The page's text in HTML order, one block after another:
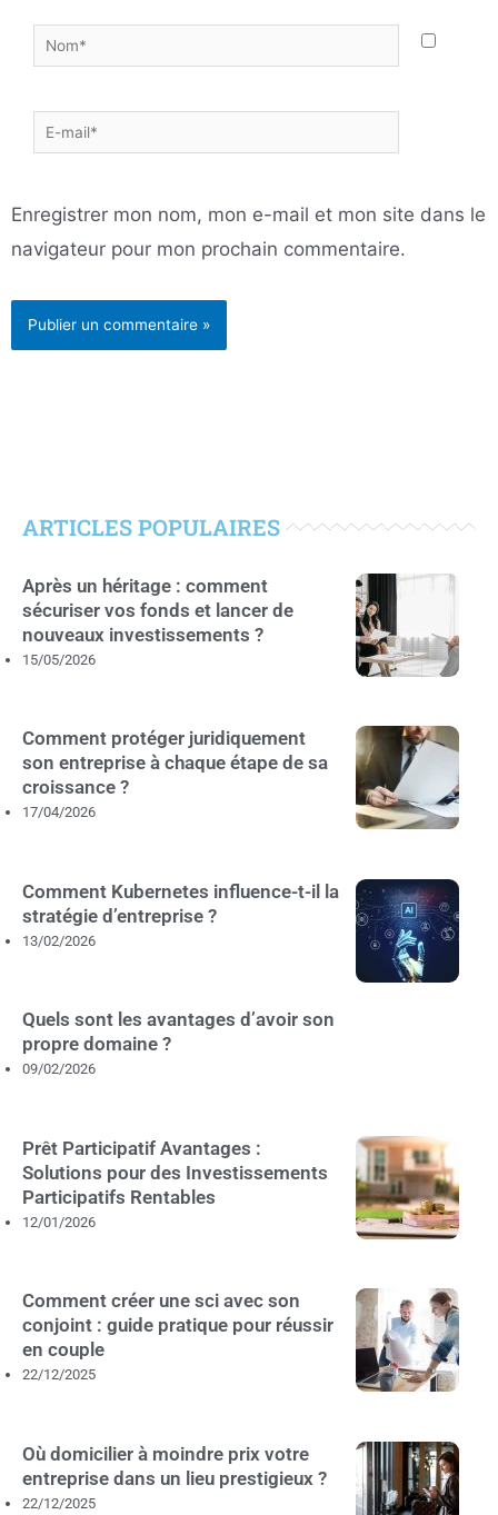
Nom*
E-
mail*
Enregistrer mon nom, mon e-mail et mon site dans le
navigateur pour mon prochain commentaire.
ARTICLES POPULAIRES
Après un héritage : comment
sécuriser vos fonds et lancer de
nouveaux investissements ?
15/05/2026
Comment protéger juridiquement
son entreprise à chaque étape de sa
croissance ?
17/04/2026
Comment Kubernetes influence-t-il la
stratégie d’entreprise ?
13/02/2026
Quels sont les avantages d’avoir son
propre domaine ?
09/02/2026
Prêt Participatif Avantages :
Solutions pour des Investissements
Participatifs Rentables
12/01/2026
Comment créer une sci avec son
conjoint : guide pratique pour réussir
en couple
22/12/2025
Où domicilier à moindre prix votre
entreprise dans un lieu prestigieux ?
22/12/2025